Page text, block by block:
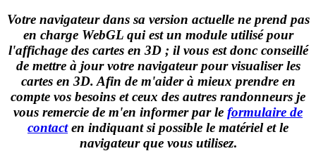
Votre navigateur dans sa version actuelle ne prend pas
en charge WebGL qui est un module utilisé pour
l'affichage des cartes en 3D ; il vous est donc conseillé
de mettre à jour votre navigateur pour visualiser les
cartes en 3D. Afin de m'aider à mieux prendre en
compte vos besoins et ceux des autres randonneurs je
vous remercie de m'en informer par le formulaire de
contacten indiquant si possible le matériel et le
navigateur que vous utilisez.